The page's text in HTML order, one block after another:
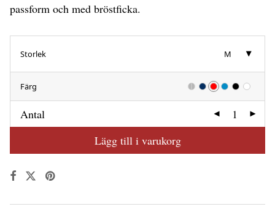
passform och med bröstficka.
Storlek M
Färg
Antal
Lägg till i varukorg